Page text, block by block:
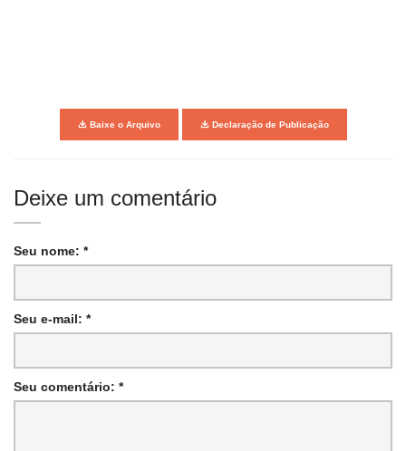
Baixe o Arquivo Declaração de Publicação
Deixe um comentário
Seu nome: *
Seu e-mail: *
Seu comentário: *